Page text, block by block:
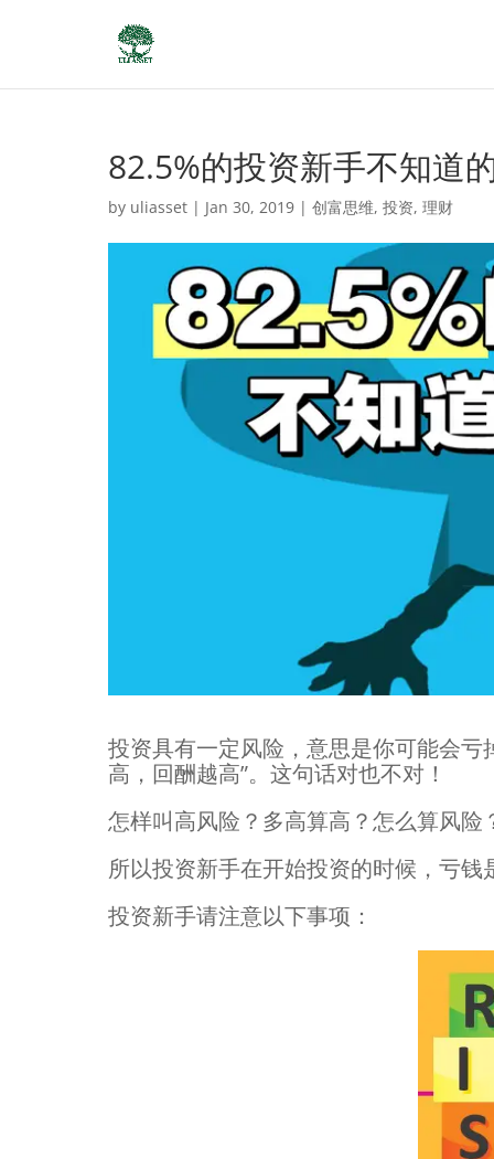
82.5%的投资新手不知道
by uliasset | Jan 30, 2019 | 创富思维, 投资, 理财
投资具有一定风险，意思是你可能会
高，回酬越高”。这句话对也不对！
怎样叫高风险？多高算高？怎么算风险
所以投资新手在开始投资的时候，亏
投资新手请注意以下事项：